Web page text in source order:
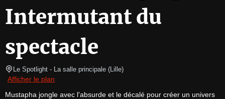
Intermutant du
spectacle
Le Spotlight - La salle principale (Lille)
Afficher le plan
Mustapha jongle avec l'absurde et le décalé pour créer un univers